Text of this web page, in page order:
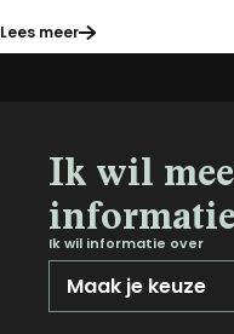
Lees meer
Ik wil
Ik wil informatie over